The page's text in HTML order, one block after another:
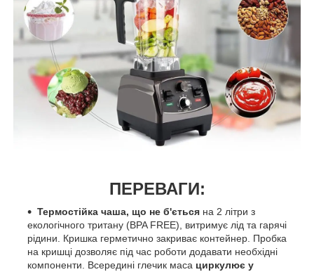
ПЕРЕВАГИ:
Термостійка чаша, що не б'ється на 2 літри з
екологічного тритану (BPA FREE), витримує лід та гарячі
рідини. Кришка герметично закриває контейнер. Пробка
на кришці дозволяє під час роботи додавати необхідні
компоненти. Всередині глечик маса циркулює у